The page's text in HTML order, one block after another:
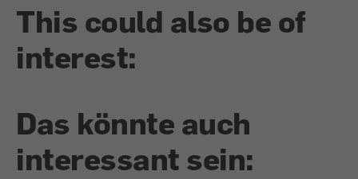
This could also be of
interest:
Das könnte auch
interessant sein: